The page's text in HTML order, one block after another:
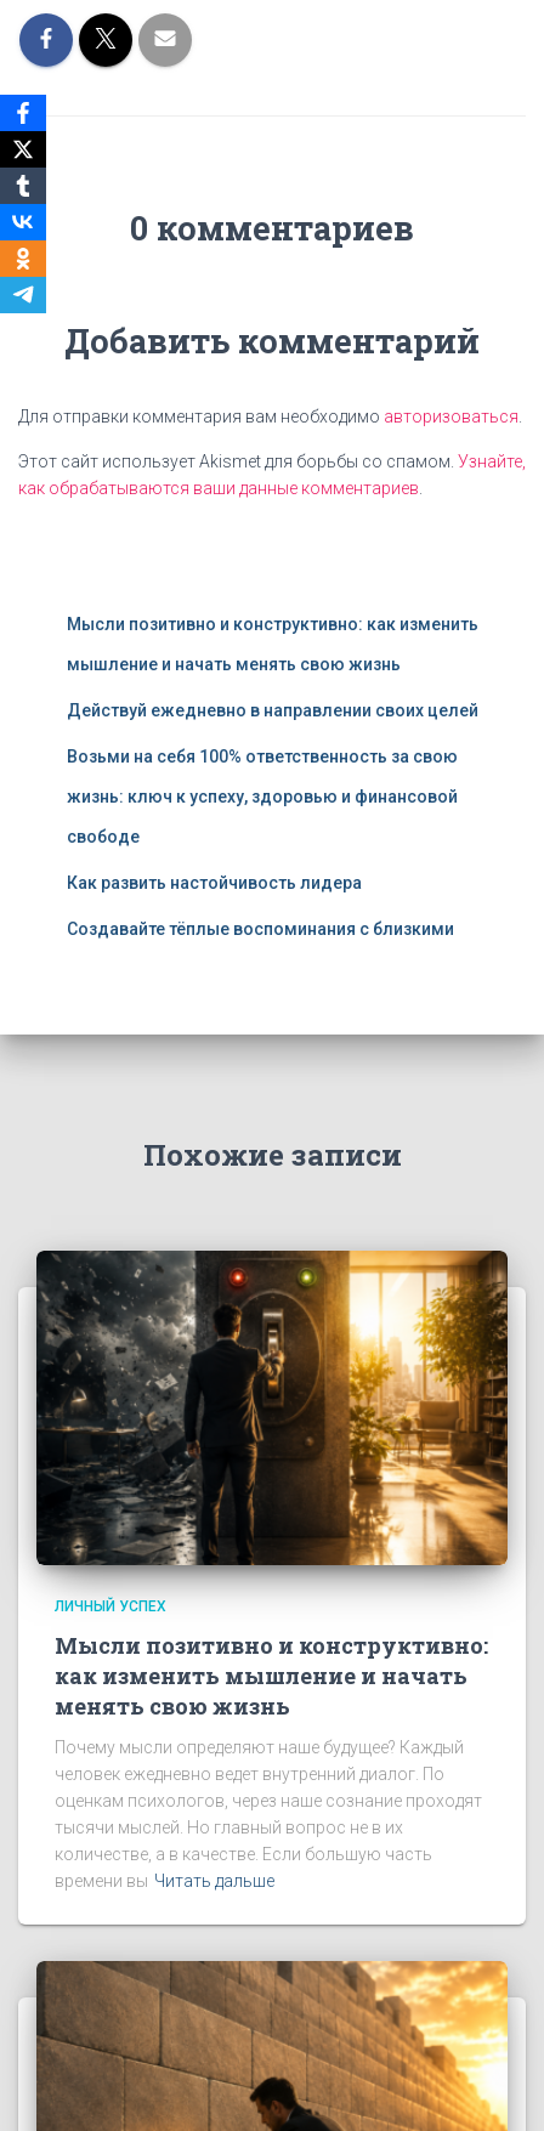
0 комментариев
Добавить комментарий
Для отправки комментария вам необходимо авторизоваться
Этот сайт использует Akismet для борьбы со спамом. Узнайте,
как обрабатываются ваши данные комментариев
Мысли позитивно и конструктивно: как изменить
мышление и начать менять свою жизнь
Действуй ежедневно в направлении своих целей
Возьми на себя 100% ответственность за свою
жизнь: ключ к успеху, здоровью и финансовой
свободе
Как развить настойчивость лидера
Создавайте тёплые воспоминания с близкими
Похожие записи
ЛИЧНЫЙ УСПЕХ
Мысли позитивно и конструктивно:
как изменить мышление и начать
менять свою жизнь
Почему мысли определяют наше будущее? Каждый
человек ежедневно ведет внутренний диалог. По
оценкам психологов, через наше сознание проходят
тысячи мыслей. Но главный вопрос не в их
количестве, а в качестве. Если большую часть
времени вы Читать дальше